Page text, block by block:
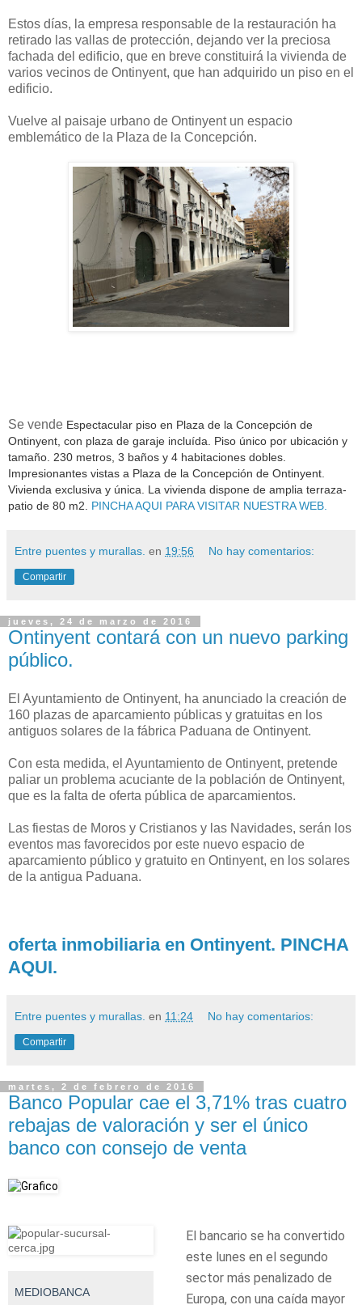
Estos días, la empresa responsable de la restauración ha
retirado las vallas de protección, dejando ver la preciosa
fachada del edificio, que en breve constituirá la vivienda de
varios vecinos de Ontinyent, que han adquirido un piso en el
edificio.
Vuelve al paisaje urbano de Ontinyent un espacio
emblemático de la Plaza de la Concepción.
Se vende Espectacular piso en Plaza de la Concepción de
Ontinyent, con plaza de garaje incluída. Piso único por ubicación y
tamaño. 230 metros, 3 baños y 4 habitaciones dobles.
Impresionantes vistas a Plaza de la Concepción de Ontinyent.
Vivienda exclusiva y única. La vivienda dispone de amplia terraza-
patio de 80 m2. PINCHA AQUI PARA VISITAR NUESTRA WEB.
Entre puentes y murallas. en 19:56 No hay comentarios:
Compartir
jueves, 24 de marzo de 2016
Ontinyent contará con un nuevo parking
público.
El Ayuntamiento de Ontinyent, ha anunciado la creación de
160 plazas de aparcamiento públicas y gratuitas en los
antiguos solares de la fábrica Paduana de Ontinyent.
Con esta medida, el Ayuntamiento de Ontinyent, pretende
paliar un problema acuciante de la población de Ontinyent,
que es la falta de oferta pública de aparcamientos.
Las fiestas de Moros y Cristianos y las Navidades, serán los
eventos mas favorecidos por este nuevo espacio de
aparcamiento público y gratuito en Ontinyent, en los solares
de la antigua Paduana.
oferta inmobiliaria en Ontinyent. PINCHA
AQUI.
Entre puentes y murallas. en 11:24 No hay comentarios:
Compartir
martes, 2 de febrero de 2016
Banco Popular cae el 3,71% tras cuatro
rebajas de valoración y ser el único
banco con consejo de venta
MEDIOBANCA
El bancario se ha convertido
este lunes en el segundo
sector más penalizado de
Europa, con una caída mayor